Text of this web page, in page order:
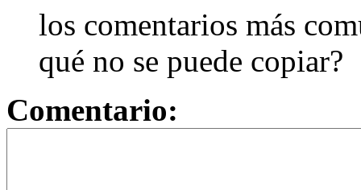
los comentarios más
qué no se puede copiar?
Comentario: